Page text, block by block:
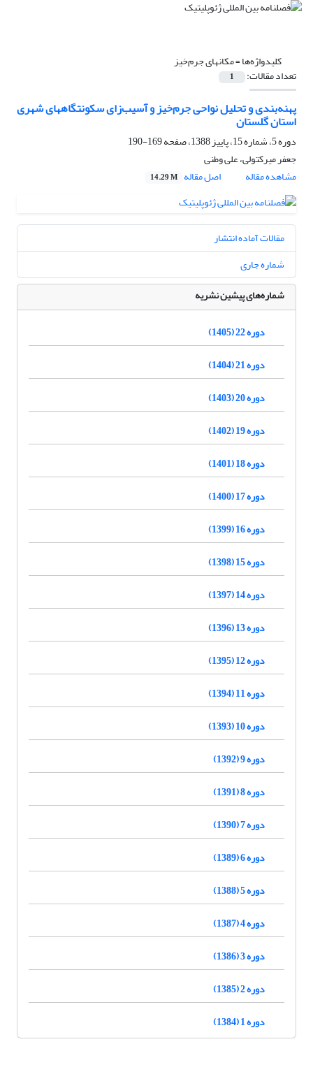
کلیدواژه‌ها =مکانهای جرم‌خیز
تعداد مقالات: 1
پهنه‌بندی و تحلیل نواحی جرم‌خیز و آسیب‌زای سکونتگاههای شهری
استان گلستان
دوره 5، شماره 15، پاییز 1388، صفحه
169-190
جعفر میرکتولی، علی وطنی
مشاهده مقاله
اصل مقاله 14.29 M
مقالات آماده انتشار
شماره جاری
شماره‌های پیشین نشریه
دوره 22 (1405)
دوره 21 (1404)
دوره 20 (1403)
دوره 19 (1402)
دوره 18 (1401)
دوره 17 (1400)
دوره 16 (1399)
دوره 15 (1398)
دوره 14 (1397)
دوره 13 (1396)
دوره 12 (1395)
دوره 11 (1394)
دوره 10 (1393)
دوره 9 (1392)
دوره 8 (1391)
دوره 7 (1390)
دوره 6 (1389)
دوره 5 (1388)
دوره 4 (1387)
دوره 3 (1386)
دوره 2 (1385)
دوره 1 (1384)